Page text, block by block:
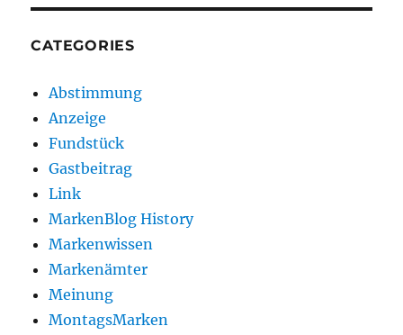
CATEGORIES
Abstimmung
Anzeige
Fundstück
Gastbeitrag
Link
MarkenBlog History
Markenwissen
Markenämter
Meinung
MontagsMarken